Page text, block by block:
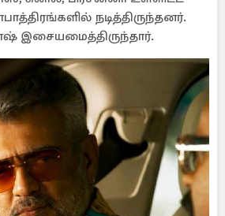
நடித்திருந்தனர்.
இசையமைத்திருந்தார்.